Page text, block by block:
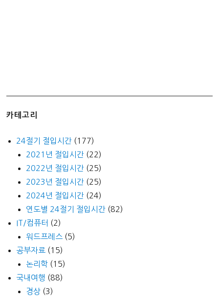
카테고리
24절기 절입시간 (177)
2021년 절입시간 (22)
2022년 절입시간 (25)
2023년 절입시간 (25)
2024년 절입시간 (24)
연도별 24절기 절입시간 (82)
IT/컴퓨터 (2)
워드프레스 (5)
공부자료 (15)
논리학 (15)
국내여행 (88)
경상 (3)